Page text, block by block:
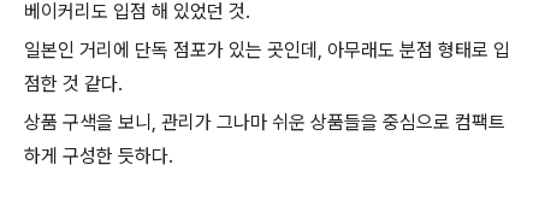
베이커리도 입점 해 있었던 것.
일본인 거리에 단독 점포가 있는 곳인데, 아무래도 분점 형태로 입
점한 것 같다.
상품 구색을 보니, 관리가 그나마 쉬운 상품들을 중심으로 컴팩트
하게 구성한 듯하다.